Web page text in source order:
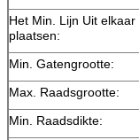
Het Min. Lijn Uit elkaar
plaatsen:
Min. Gatengrootte:
Max. Raadsgrootte:
Min. Raadsdikte: